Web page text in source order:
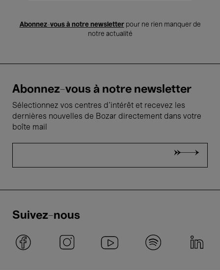
Abonnez-vous à notre newsletterpour ne rien manquer de
notre actualité
Abonnez-vous à notre newsletter
Sélectionnez vos centres d'intérêt et recevez les
dernières nouvelles de Bozar directement dans votre
boîte mail
Suivez-nous